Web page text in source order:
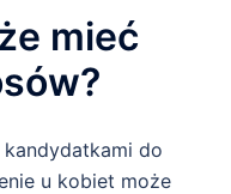
mieć
do
u kobiet może